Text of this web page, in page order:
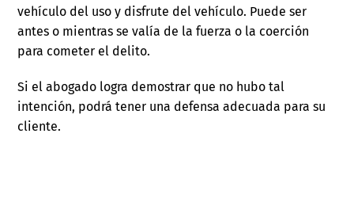
vehículo del uso y disfrute del vehículo. Puede ser
antes o mientras se valía de la fuerza o la coerción
para cometer el delito.
Si el abogado logra demostrar que no hubo tal
intención, podrá tener una defensa adecuada para su
cliente.